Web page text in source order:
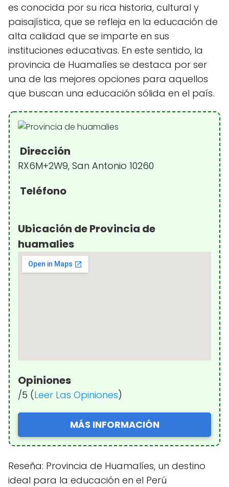
es conocida por su rica historia, cultural y
paisajística, que se refleja en la educación de
alta calidad que se imparte en sus
instituciones educativas. En este sentido, la
provincia de Huamalíes se destaca por ser
una de las mejores opciones para aquellos
que buscan una educación sólida en el país.
Dirección
RX6M+2W9, San Antonio 10260
Teléfono
Ubicación de Provincia de
huamalies
Opiniones
/5 (Leer Las Opiniones)
MÁS INFORMACIÓN
Reseña: Provincia de Huamalíes, un destino
ideal para la educación en el Perú